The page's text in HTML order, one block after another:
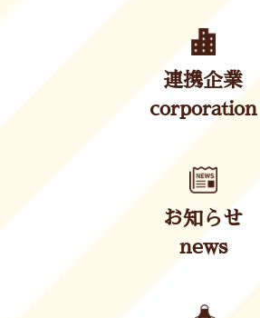
連携企業
corporation
お知らせ
news